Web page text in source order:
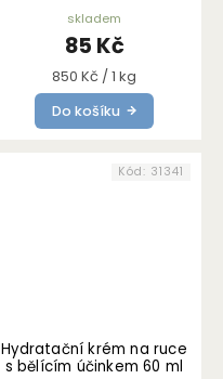
skladem
85 Kč
Měrná
cena:
850 Kč / 1 kg
Do košíku
Hydratační krém na ruce
s bělícím účinkem 60 ml
Kód: 31341